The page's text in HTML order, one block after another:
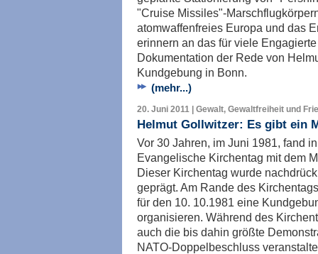
"Cruise Missiles"-
atomwaffenfreies Europa und das
erinnern an das für viele
Dokumentation der Rede von
Kundgebung in Bonn.
(mehr...)
20. Juni 2011 | Gewalt, Gewaltfreiheit und
Helmut Gollwitzer: Es gibt ein
Vor 30 Jahren, im Juni 1981, fand
Evangelische Kirchentag mit dem
Dieser Kirchentag wurde
geprägt. Am Rande des
für den 10. 10.1981 eine
organisieren. Während des
auch die bis dahin größte
NATO-Doppelbeschluss